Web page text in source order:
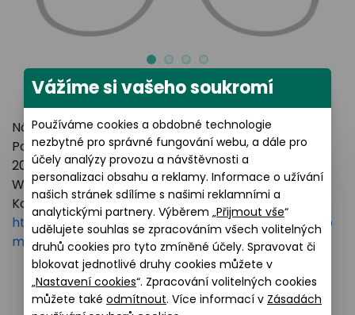
Název výrobce: LUXOTTICA GROUP
Poštovní adresa: Piazzale Luigi Cadorna 3 Milano,
20123 Italy
Webové stránky:https://www.essilorluxottica.com
Kontakt:
https://www.essilorluxottica.com/en/brands/custo
mer-care
Vážíme si vašeho soukromí
Používáme cookies a obdobné technologie
nezbytné pro správné fungování webu, a dále pro
účely analýzy provozu a návštěvnosti a
personalizaci obsahu a reklamy. Informace o užívání
našich stránek sdílíme s našimi reklamními a
analytickými partnery. Výběrem „Přijmout vše“
udělujete souhlas se zpracováním všech volitelných
druhů cookies pro tyto zmíněné účely. Spravovat či
blokovat jednotlivé druhy cookies můžete v
„Nastavení cookies“. Zpracování volitelných cookies
můžete také odmítnout. Více informací v Zásadách